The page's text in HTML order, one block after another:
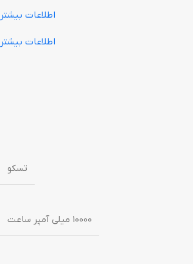
اطلاعات بیشتر
اطلاعات بیشتر
تسکو
10000 میلی آمپر ساعت